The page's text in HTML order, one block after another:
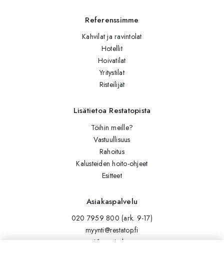
Referenssimme
Kahvilat ja ravintolat
Hotellit
Hoivatilat
Yritystilat
Risteilijät
Lisätietoa Restatopista
Töihin meille?
Vastuullisuus
Rahoitus
Kalusteiden hoito-ohjeet
Esitteet
Asiakaspalvelu
020 7959 800 (ark. 9-17)
myynti@restatop.fi
Yhteystiedot